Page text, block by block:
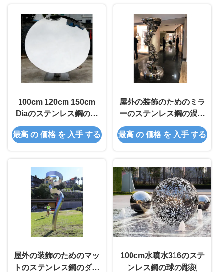
100cm 120cm 150cm
Diaのステンレス鋼の空
ミラーの彫刻
最高 の 価格 を 入手 する
屋外の装飾のためのミラ
ーのステンレス鋼の渦巻
の彫刻
最高 の 価格 を 入手 する
屋外の装飾のためのマッ
トのステンレス鋼のダン
100cm水噴水316のステ
ンレス鋼の球の彫刻